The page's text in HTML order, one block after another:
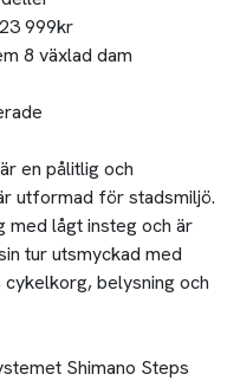
999kr
8 växlad dam
en pålitlig och
utformad för stadsmiljö.
med lågt insteg och är
tur utsmyckad med
belysning och
Shimano Steps